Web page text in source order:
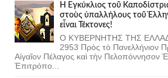
Ἡ Ἐγκύκλιος τοῦ
στοὺς ὑπαλλήλους τοῦ
εἶναι Τέκτονες!
Ο ΚΥΒΕΡΝΗΤΗΣ ΤΗΣ
2953 Πρὸς τὸ Πανελλήνιον
Αἰγαῖον Πέλαγος καὶ τὴν Πελοπόννησον
Ἐπιτρόπο...